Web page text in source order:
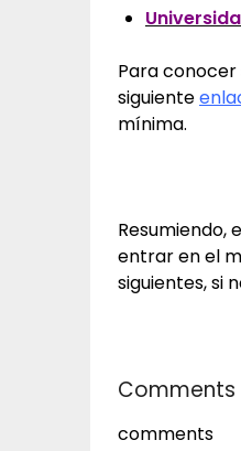
Para conocer
siguiente
mínima.
Resumiendo,
entrar en el
siguientes, si
Comments
comments